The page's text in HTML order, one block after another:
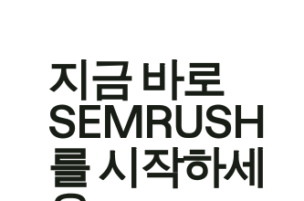
지금 바로
SEMRUSH
를 시작하세